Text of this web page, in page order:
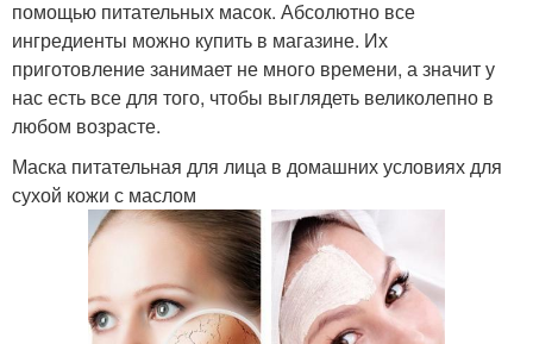
помощью питательных масок. Абсолютно все
ингредиенты можно купить в магазине. Их
приготовление занимает не много времени, а значит у
нас есть все для того, чтобы выглядеть великолепно в
любом возрасте.
Маска питательная для лица в домашних условиях для
сухой кожи с маслом